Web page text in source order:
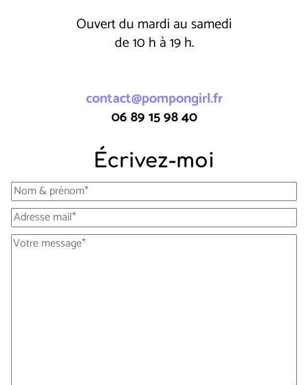
Ouvert du mardi au samedi
de 10 h à 19 h.
contact@pompongirl.fr
06 89 15 98 40
Écrivez-moi